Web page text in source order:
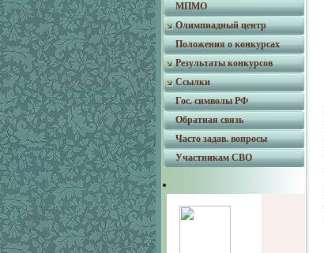
МПМО
Олимпиадный центр
Положения о конкурсах
Результаты конкурсов
Ссылки
Гос. символы РФ
Обратная связь
Часто задав. вопросы
Участникам СВО